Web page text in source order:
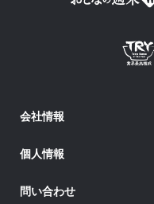
会社情報
個人情報
問い合わせ